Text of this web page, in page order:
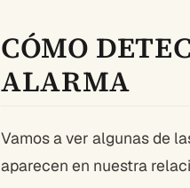
CÓMO
ALARMA
Vamos a ver algunas de
aparecen en nuestra